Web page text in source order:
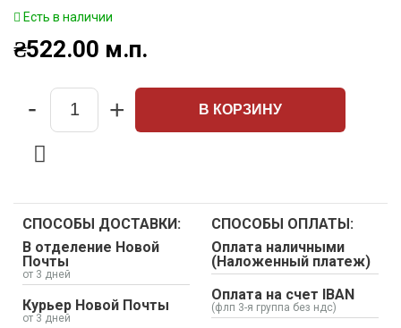
Есть в наличии
₴522.00 м.п.
Quantity
- + В КОРЗИНУ
СПОСОБЫ ДОСТАВКИ:
В отделение Новой
Почты
от 3 дней
Курьер Новой Почты
от 3 дней
СПОСОБЫ ОПЛАТЫ:
Оплата наличными
(Наложенный платеж)
Оплата на счет IBAN
(флп 3-я группа без ндс)